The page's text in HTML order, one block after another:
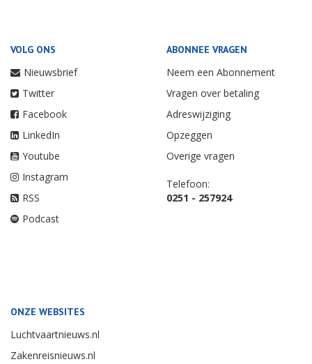
VOLG ONS
Nieuwsbrief
Twitter
Facebook
LinkedIn
Youtube
Instagram
RSS
Podcast
ABONNEE VRAGEN
Neem een Abonnement
Vragen over betaling
Adreswijziging
Opzeggen
Overige vragen
Telefoon:
0251 - 257924
ONZE WEBSITES
Luchtvaartnieuws.nl
Zakenreisnieuws.nl